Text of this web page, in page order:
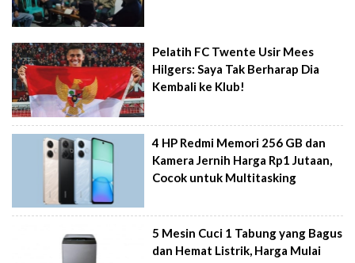
Pelatih FC Twente Usir Mees
Hilgers: Saya Tak Berharap Dia
Kembali ke Klub!
4 HP Redmi Memori 256 GB dan
Kamera Jernih Harga Rp1 Jutaan,
Cocok untuk Multitasking
5 Mesin Cuci 1 Tabung yang Bagus
dan Hemat Listrik, Harga Mulai